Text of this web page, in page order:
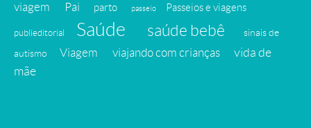
viagem
Pai parto passeio Passeios e viagens
publieditorial Saúde saúde bebê
sinais de
autismo
Viagem viajando com crianças
vida de
mãe